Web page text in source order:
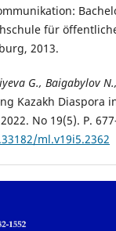
für
2013.
G., Baigabylov
Kazakh Diaspora
2022. No 19(5). P.
ml.v19i5.2362